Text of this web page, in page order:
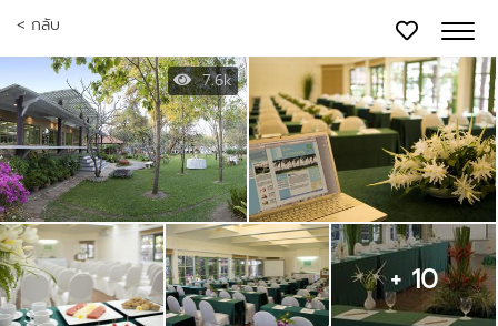
< กลับ
7.6k
+ 10